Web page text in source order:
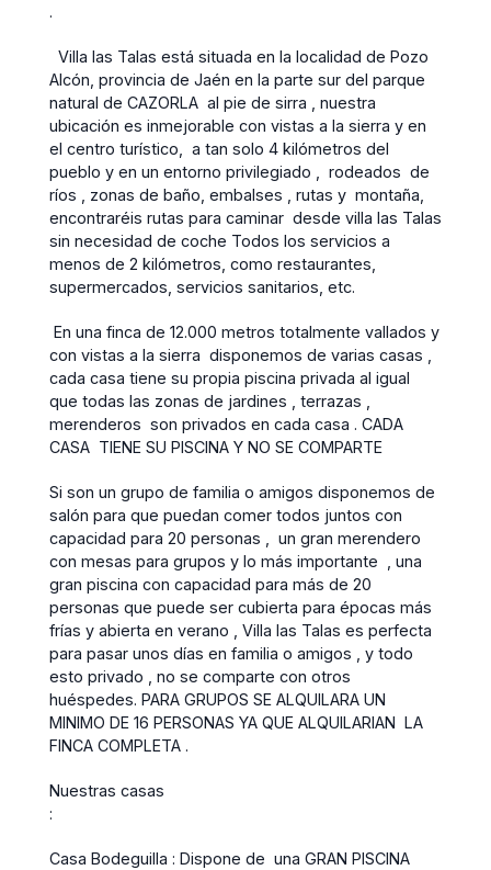
.
Villa las Talas está situada en la localidad de Pozo
Alcón, provincia de Jaén en la parte sur del parque
natural de CAZORLA al pie de sirra , nuestra
ubicación es inmejorable con vistas a la sierra y en
el centro turístico, a tan solo 4 kilómetros del
pueblo y en un entorno privilegiado , rodeados de
ríos , zonas de baño, embalses , rutas y montaña,
encontraréis rutas para caminar desde villa las Talas
sin necesidad de coche Todos los servicios a
menos de 2 kilómetros, como restaurantes,
supermercados, servicios sanitarios, etc.
En una finca de 12.000 metros totalmente vallados y
con vistas a la sierra disponemos de varias casas ,
cada casa tiene su propia piscina privada al igual
que todas las zonas de jardines , terrazas ,
merenderos son privados en cada casa . CADA
CASA TIENE SU PISCINA Y NO SE COMPARTE
Si son un grupo de familia o amigos disponemos de
salón para que puedan comer todos juntos con
capacidad para 20 personas , un gran merendero
con mesas para grupos y lo más importante , una
gran piscina con capacidad para más de 20
personas que puede ser cubierta para épocas más
frías y abierta en verano , Villa las Talas es perfecta
para pasar unos días en familia o amigos , y todo
esto privado , no se comparte con otros
huéspedes. PARA GRUPOS SE ALQUILARA UN
MINIMO DE 16 PERSONAS YA QUE ALQUILARIAN LA
FINCA COMPLETA .
Nuestras casas
:
Casa Bodeguilla : Dispone de una GRAN PISCINA